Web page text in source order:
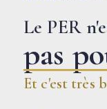
Le PER
pas
Et c'est très